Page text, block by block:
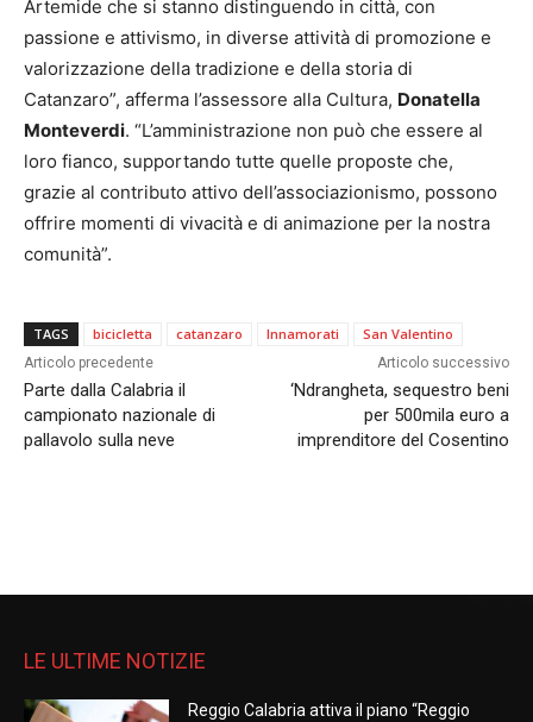
Artemide che si stanno distinguendo in città, con
passione e attivismo, in diverse attività di promozione e
valorizzazione della tradizione e della storia di
Catanzaro”, afferma l’assessore alla Cultura, Donatella
Monteverdi. “L’amministrazione non può che essere al
loro fianco, supportando tutte quelle proposte che,
grazie al contributo attivo dell’associazionismo, possono
offrire momenti di vivacità e di animazione per la nostra
comunità”.
TAGS bicicletta catanzaro Innamorati San Valentino
Articolo precedente
Parte dalla Calabria il
campionato nazionale di
pallavolo sulla neve
Articolo successivo
‘Ndrangheta, sequestro beni
per 500mila euro a
imprenditore del Cosentino
LE ULTIME NOTIZIE
Reggio Calabria attiva il piano “Reggio